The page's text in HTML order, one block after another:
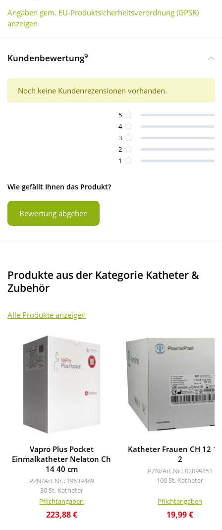
Angaben gem. EU-Produktsicherheitsverordnung (GPSR)
anzeigen
Kundenbewertung9
Noch keine Kundenrezensionen vorhanden.
5
4
3
2
1
Wie gefällt Ihnen das Produkt?
Bewertung abgeben
Produkte aus der Kategorie Katheter &
Zubehör
Alle Produkte anzeigen
Vapro Plus Pocket
Einmalkatheter Nelaton Ch
14 40 cm
PZN/Art.Nr.: 19639489
30 St, Katheter
Pflichtangaben
223,88 €
Katheter Frauen CH 12
2
PZN/Art.Nr.: 02099451
100 St, Katheter
Pflichtangaben
19,99 €